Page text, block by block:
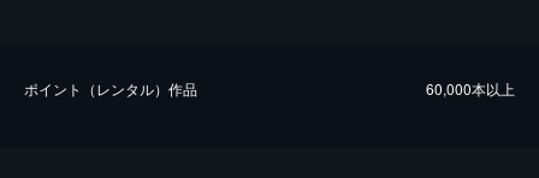
ポイント（レンタル）作品 60,000本以上